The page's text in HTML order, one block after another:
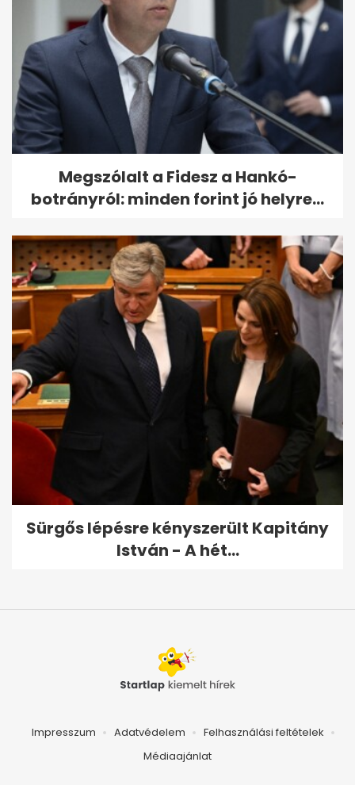
Megszólalt a Fidesz a Hankó-
botrányról: minden forint jó helyre...
Sürgős lépésre kényszerült Kapitány
István - A hét...
Impresszum Adatvédelem
Felhasználási feltételek
Médiaajánlat